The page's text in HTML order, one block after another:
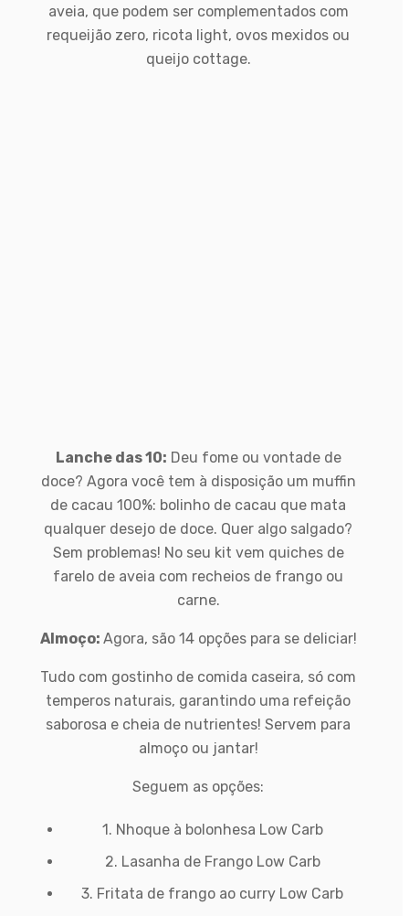
aveia, que podem ser complementados com
requeijão zero, ricota light, ovos mexidos ou
queijo cottage.
Lanche das 10: Deu fome ou vontade de
doce? Agora você tem à disposição um muffin
de cacau 100%: bolinho de cacau que mata
qualquer desejo de doce. Quer algo salgado?
Sem problemas! No seu kit vem quiches de
farelo de aveia com recheios de frango ou
carne.
Almoço: Agora, são 14 opções para se deliciar!
Tudo com gostinho de comida caseira, só com
temperos naturais, garantindo uma refeição
saborosa e cheia de nutrientes! Servem para
almoço ou jantar!
Seguem as opções:
1. Nhoque à bolonhesa Low Carb
2. Lasanha de Frango Low Carb
3. Fritata de frango ao curry Low Carb